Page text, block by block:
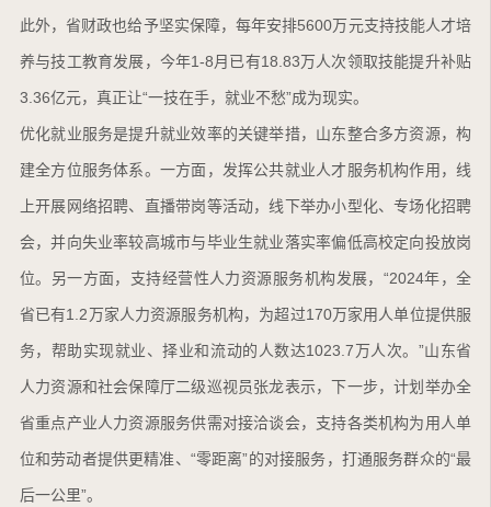
此外，省财政也给予坚实保障，每年安排5600万元支持技能人才培
养与技工教育发展，今年1-8月已有18.83万人次领取技能提升补贴
3.36亿元，真正让“一技在手，就业不愁”成为现实。
优化就业服务是提升就业效率的关键举措，山东整合多方资源，构
建全方位服务体系。一方面，发挥公共就业人才服务机构作用，线
上开展网络招聘、直播带岗等活动，线下举办小型化、专场化招聘
会，并向失业率较高城市与毕业生就业落实率偏低高校定向投放岗
位。另一方面，支持经营性人力资源服务机构发展，“2024年，全
省已有1.2万家人力资源服务机构，为超过170万家用人单位提供服
务，帮助实现就业、择业和流动的人数达1023.7万人次。”山东省
人力资源和社会保障厅二级巡视员张龙表示，下一步，计划举办全
省重点产业人力资源服务供需对接洽谈会，支持各类机构为用人单
位和劳动者提供更精准、“零距离”的对接服务，打通服务群众的“最
后一公里”。